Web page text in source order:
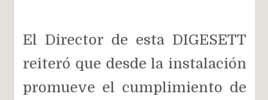
El Director de esta DIGESETT
reiteró que desde la instalación
promueve el cumplimiento de